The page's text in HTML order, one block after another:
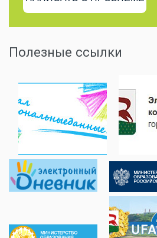
Полезные ссылки